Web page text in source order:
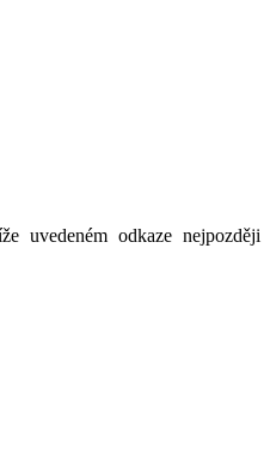
uvedeném odkaze nejpozději